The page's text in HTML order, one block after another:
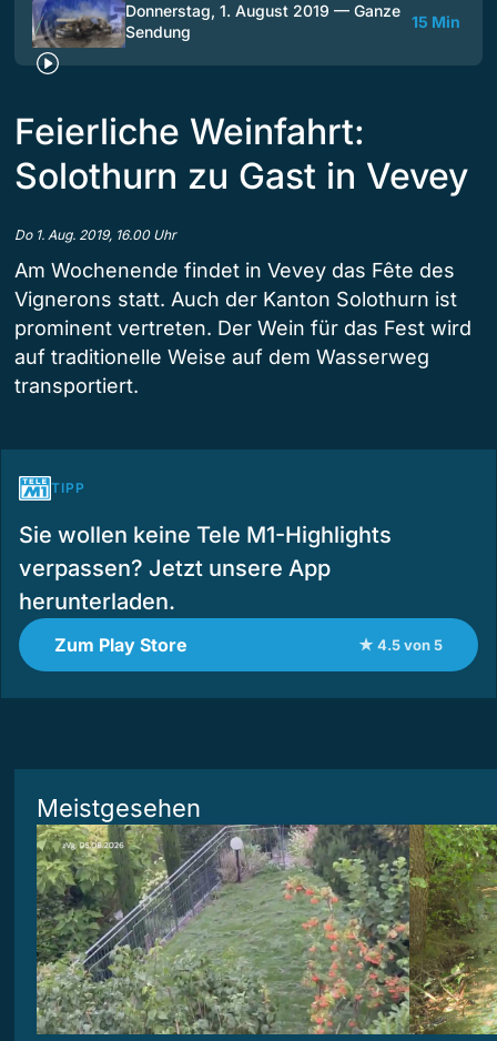
Donnerstag, 1. August 2019 — Ganze
Sendung
15 Min
Feierliche Weinfahrt:
Solothurn zu Gast in Vevey
Do 1. Aug. 2019, 16.00 Uhr
Am Wochenende findet in Vevey das Fête des
Vignerons statt. Auch der Kanton Solothurn ist
prominent vertreten. Der Wein für das Fest wird
auf traditionelle Weise auf dem Wasserweg
transportiert.
TIPP
Sie wollen keine Tele M1-Highlights
verpassen? Jetzt unsere App
herunterladen.
Zum Play Store ★ 4.5 von 5
Meistgesehen